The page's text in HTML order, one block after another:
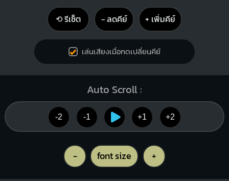
⟲ รีเซ็ต − ลดคีย์ + เพิ่มคีย์
เล่นเสียงเมื่อกดเปลี่ยนคีย์
Auto Scroll :
-2 -1 +1 +2
- font size +